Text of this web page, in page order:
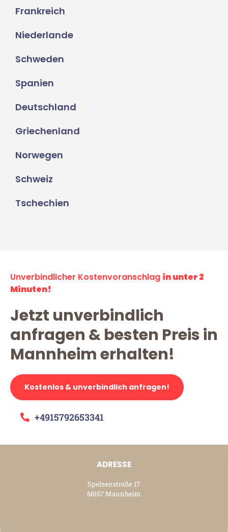
Frankreich
Niederlande
Schweden
Spanien
Deutschland
Griechenland
Norwegen
Schweiz
Tschechien
Unverbindlicher Kostenvoranschlag in unter 2
Minuten!
Jetzt unverbindlich
anfragen & besten Preis in
Mannheim erhalten!
Kostenlos & unverbindlich anfragen!
+4915792653341
ADRESSE
Spelzenstraße 17
68167 Mannheim